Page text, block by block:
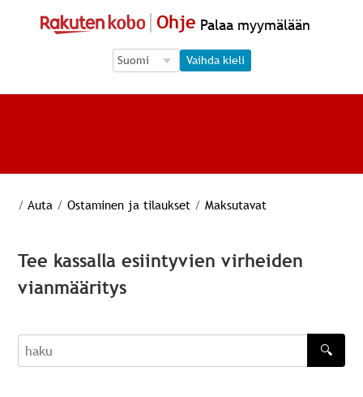
Ohje Palaa myymälään
Language Selection
Language Selection
Vaihda kieli
/ Auta / Ostaminen ja tilaukset / Maksutavat
Tee kassalla esiintyvien virheiden
vianmääritys
haku
🔍